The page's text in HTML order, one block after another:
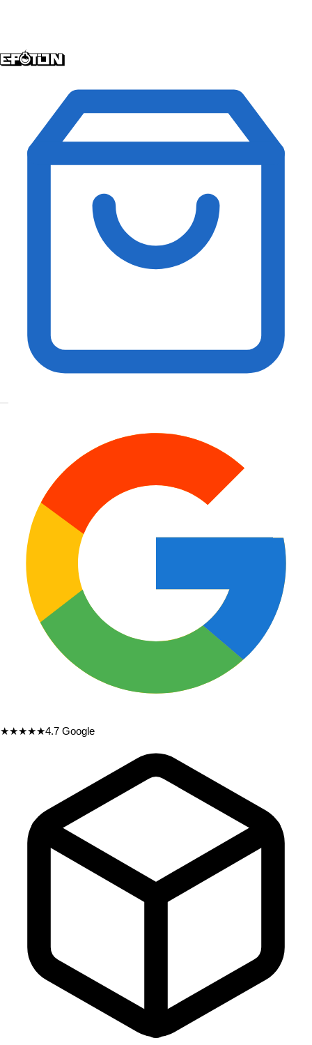
★★★★★4.7 Google